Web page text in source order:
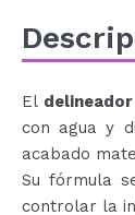
El
con agua y
acabado
Su fórmula
controlar la